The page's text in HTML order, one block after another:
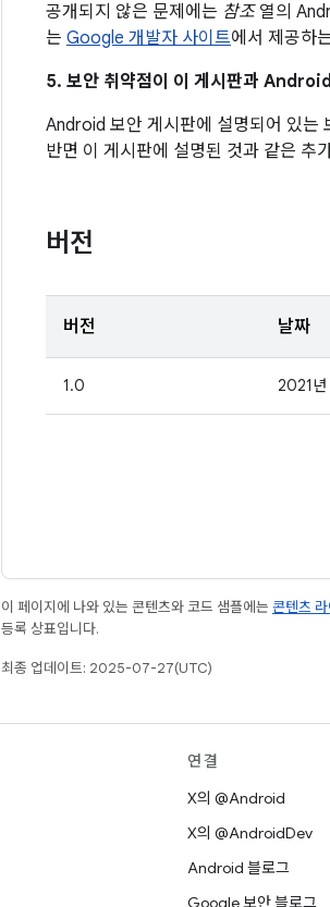
공개되지 않은 문제에는 참조열의
는 Google 개발자 사이트에서 제공하
5. 보안 취약점이 이 게시판과
Android 보안 게시판에 설명되어 있는
반면 이 게시판에 설명된 것과 같은 추
버전
버전 날짜
1.0 2021년
이 페이지에 나와 있는 콘텐츠와 코드 샘플에는 콘텐츠
등록 상표입니다.
최종 업데이트: 2025-07-27(UTC)
연결
X의 @Android
X의 @AndroidDev
Android 블로그
Google 보안 블로그